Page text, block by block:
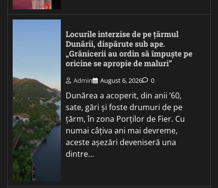
Locurile interzise de pe țărmul
Dunării, dispărute sub ape.
„Grănicerii au ordin să împuște pe
oricine se apropie de maluri”
Admin August 6, 2026 0
Dunărea a acoperit, din anii ’60,
sate, gări și foste drumuri de pe
țărm, în zona Porților de Fier. Cu
numai câțiva ani mai devreme,
aceste așezări deveniseră una
dintre…